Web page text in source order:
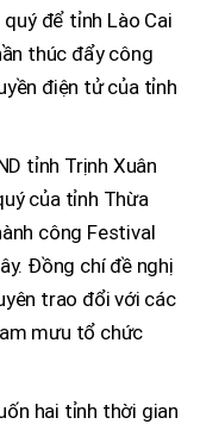
để tỉnh Lào Cai
thúc đẩy công
điện tử của tỉnh
tỉnh Trịnh Xuân
của tỉnh Thừa
công Festival
Đồng chí đề nghị
trao đổi với các
mưu tổ chức
hai tỉnh thời gian